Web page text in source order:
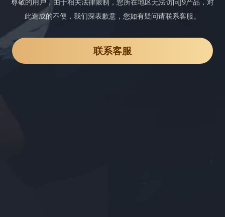
此造成的不便，我们深表歉意，您如有疑问请联系客服。
联系客服